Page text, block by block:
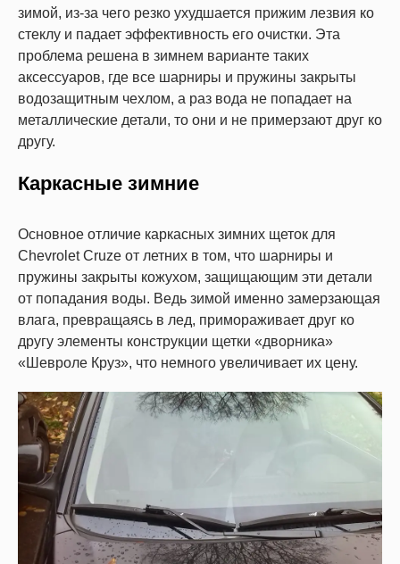
зимой, из-за чего резко ухудшается прижим лезвия ко
стеклу и падает эффективность его очистки. Эта
проблема решена в зимнем варианте таких
аксессуаров, где все шарниры и пружины закрыты
водозащитным чехлом, а раз вода не попадает на
металлические детали, то они и не примерзают друг ко
другу.
Каркасные зимние
Основное отличие каркасных зимних щеток для
Chevrolet Cruze от летних в том, что шарниры и
пружины закрыты кожухом, защищающим эти детали
от попадания воды. Ведь зимой именно замерзающая
влага, превращаясь в лед, примораживает друг ко
другу элементы конструкции щетки «дворника»
«Шевроле Круз», что немного увеличивает их цену.